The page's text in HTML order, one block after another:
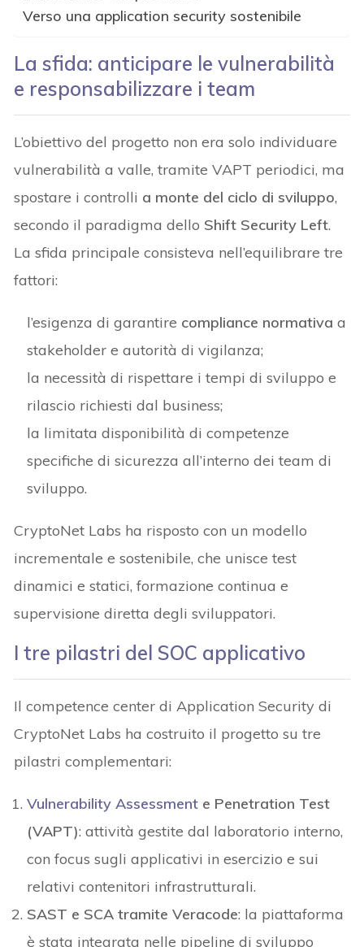
Verso una application security sostenibile
La sfida: anticipare le vulnerabilità
e responsabilizzare i team
L’obiettivo del progetto non era solo individuare
vulnerabilità a valle, tramite VAPT periodici, ma
spostare i controlli a monte del ciclo di sviluppo,
secondo il paradigma dello Shift Security Left.
La sfida principale consisteva nell’equilibrare tre
fattori:
l’esigenza di garantire compliance normativa a
stakeholder e autorità di vigilanza;
la necessità di rispettare i tempi di sviluppo e
rilascio richiesti dal business;
la limitata disponibilità di competenze
specifiche di sicurezza all’interno dei team di
sviluppo.
CryptoNet Labs ha risposto con un modello
incrementale e sostenibile, che unisce test
dinamici e statici, formazione continua e
supervisione diretta degli sviluppatori.
I tre pilastri del SOC applicativo
Il competence center di Application Security di
CryptoNet Labs ha costruito il progetto su tre
pilastri complementari:
Vulnerability Assessment e Penetration Test
(VAPT): attività gestite dal laboratorio interno,
con focus sugli applicativi in esercizio e sui
relativi contenitori infrastrutturali.
SAST e SCA tramite Veracode: la piattaforma
è stata integrata nelle pipeline di sviluppo